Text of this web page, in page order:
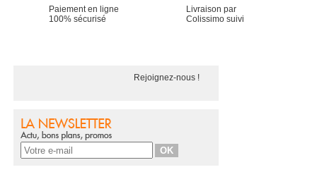
Paiement en ligne
100% sécurisé
Livraison par
Colissimo suivi
Rejoignez-nous !